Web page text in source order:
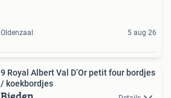
Oldenzaal 5 aug 26
9 Royal Albert Val D’Or petit four bordjes
/ koekbordjes